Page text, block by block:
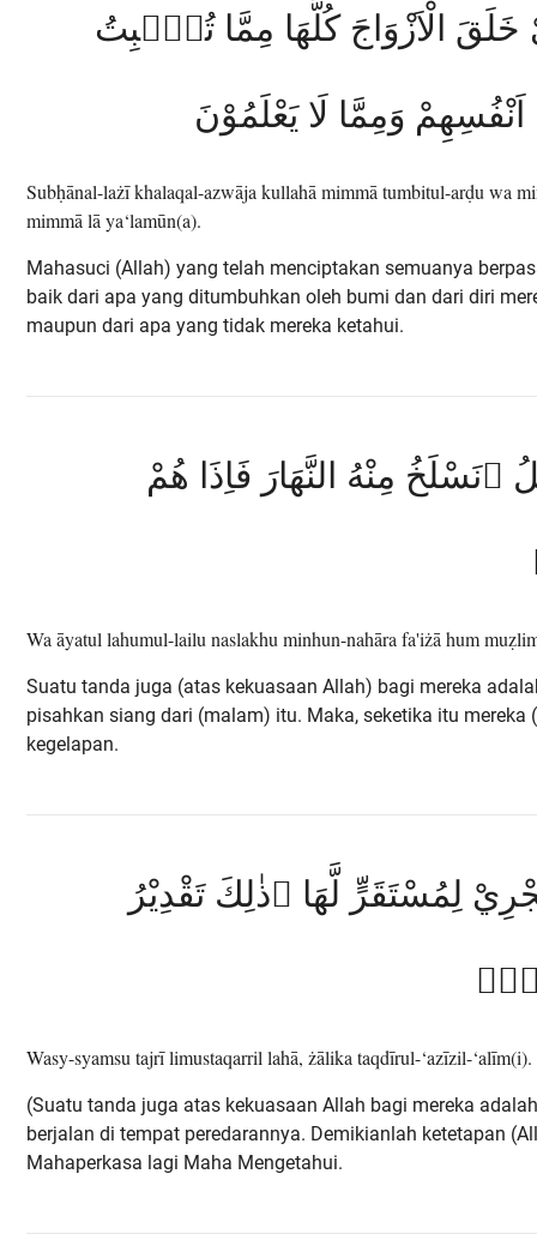
الْاَزْوَاجَ كُلَّهَا مِمَّا تُنْۢبِتُ
وَمِمَّا لَا يَعْلَمُوْنَ
Subḥānal-lażī khalaqal-azwāja kullahā mimmā tumbitul-arḍu wa
mimmā lā ya‘lamūn(a).
Mahasuci (Allah) yang telah menciptakan semuanya
baik dari apa yang ditumbuhkan oleh bumi dan dari diri
maupun dari apa yang tidak mereka ketahui.
ۖنَسْلَخُ مِنْهُ النَّهَارَ فَاِذَا هُمْ
Wa āyatul lahumul-lailu naslakhu minhun-nahāra fa'iżā hum
Suatu tanda juga (atas kekuasaan Allah) bagi mereka
pisahkan siang dari (malam) itu. Maka, seketika itu mereka
kegelapan.
لِمُسْتَقَرٍّ لَّهَا ۗذٰلِكَ تَقْدِيْرُ
Wasy-syamsu tajrī limustaqarril lahā, żālika taqdīrul-‘azīzil-‘alīm(i).
(Suatu tanda juga atas kekuasaan Allah bagi mereka
berjalan di tempat peredarannya. Demikianlah ketetapan
Mahaperkasa lagi Maha Mengetahui.